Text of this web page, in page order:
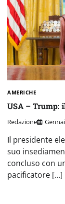
AMERICHE
USA – Trump:
Redazione
Il presidente
suo
concluso con
pacificatore […]